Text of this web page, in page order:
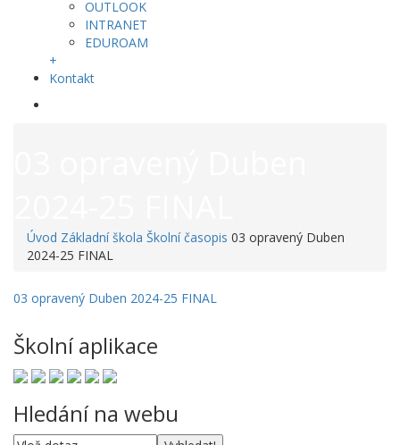
OUTLOOK
INTRANET
EDUROAM
+
Kontakt
Úvod Základní škola Školní časopis 03 opravený Duben
2024-25 FINAL
03 opravený Duben 2024-25 FINAL
Školní aplikace
Hledání na webu